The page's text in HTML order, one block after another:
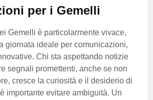
per i Gemelli
Gemelli è particolarmente vivace,
giornata ideale per comunicazioni,
Chi sta aspettando notizie
segnali promettenti, anche se non
cresce la curiosità e il desiderio di
importante evitare ambiguità. Un